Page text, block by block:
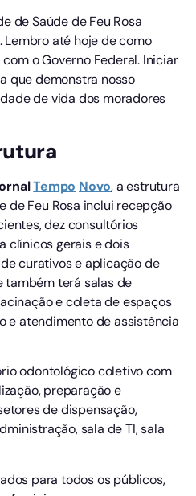
de Saúde de Feu Rosa
até hoje de como
o Governo Federal. Iniciar
que demonstra nosso
de vida dos moradores
Tempo Novo, a estrutura
de Feu Rosa inclui recepção
dez consultórios
clínicos gerais e dois
curativos e aplicação de
também terá salas de
e coleta de espaços
e atendimento de assistência
odontológico coletivo com
preparação e
de dispensação,
sala de TI, sala
para todos os públicos,